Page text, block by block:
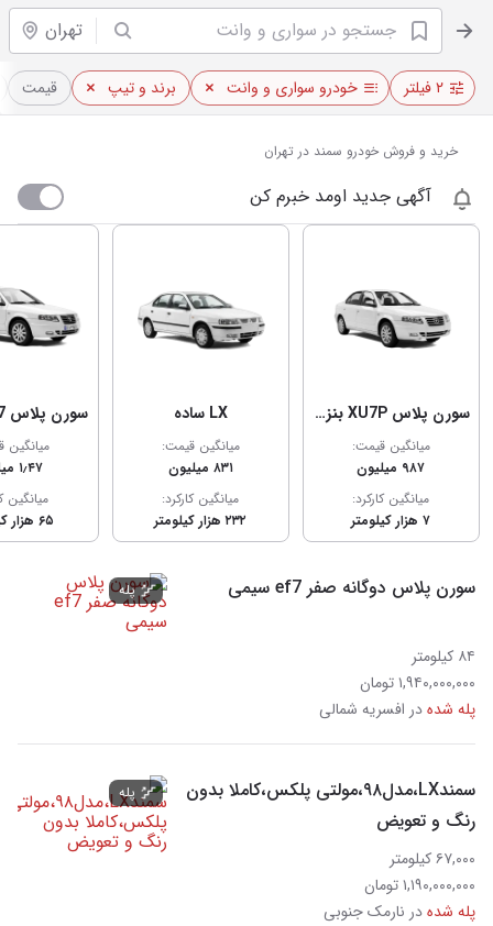
تهران
۲ فیلتر خودرو سواری و وانت برند و تیپ قیمت
خرید و فروش خودرو سمند در تهران
آگهی جدید اومد خبرم کن
سورن پلاس XU7P بنزینی
میانگین قیمت:
۹۸۷ میلیون
میانگین کارکرد:
۷ هزار کیلومتر
LX ساده
میانگین قیمت:
۸۳۱ میلیون
میانگین کارکرد:
۲۳۲ هزار کیلومتر
سورن پلاس EF7 بنزینی
۱٫۴۷ میلیارد
میانگین
۶۵ هزار کیلومتر
سورن پلاس دوگانه صفر ef7 سیمی
۸۴ کیلومتر
۱,۹۴۰,۰۰۰,۰۰۰ تومان
پله شدهدر افسریه شمالی
پله
سمندLX،مدل۹۸،مولتی پلکس،کاملا بدون
رنگ و تعویض
۶۷,۰۰۰ کیلومتر
۱,۱۹۰,۰۰۰,۰۰۰ تومان
پله شدهدر نارمک جنوبی
پله